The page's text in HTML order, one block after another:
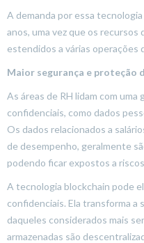
A demanda por essa
anos, uma vez que os
estendidos a várias operações
Maior segurança e proteção
As áreas de RH lidam com
confidenciais, como dados
Os dados relacionados a
de desempenho, geralmente
podendo ficar expostos a
A tecnologia blockchain pode
confidenciais. Ela transforma a
daqueles considerados mais
armazenadas são